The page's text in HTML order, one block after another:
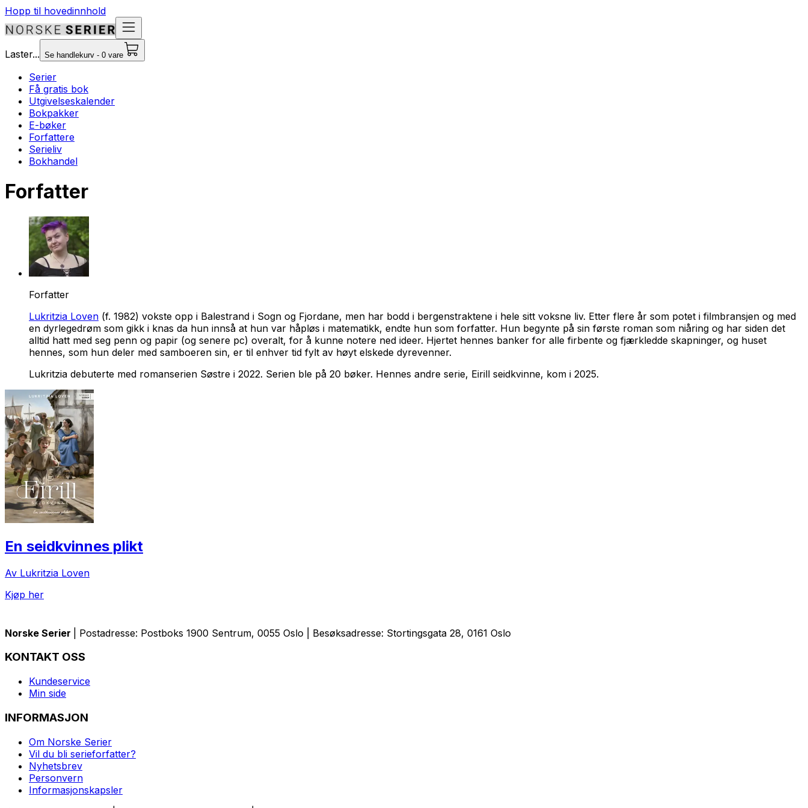
Hopp til hovedinnhold
Laster... Se handlekurv - 0 vare
Serier
Få gratis bok
Utgivelseskalender
Bokpakker
E-bøker
Forfattere
Serieliv
Bokhandel
Forfatter
Forfatter
Lukritzia Loven (f. 1982) vokste opp i Balestrand i Sogn og Fjordane, men har bodd i bergenstraktene i hele sitt voksne liv. Etter flere år som potet i filmbransjen og med
en dyrlegedrøm som gikk i knas da hun innså at hun var håpløs i matematikk, endte hun som forfatter. Hun begynte på sin første roman som niåring og har siden det
alltid hatt med seg penn og papir (og senere pc) overalt, for å kunne notere ned ideer. Hjertet hennes banker for alle firbente og fjærkledde skapninger, og huset
hennes, som hun deler med samboeren sin, er til enhver tid fylt av høyt elskede dyrevenner.
Lukritzia debuterte med romanserien Søstre i 2022. Serien ble på 20 bøker. Hennes andre serie, Eirill seidkvinne, kom i 2025.
En seidkvinnes plikt
Av Lukritzia Loven
Kjøp her
Norske Serier | Postadresse: Postboks 1900 Sentrum, 0055 Oslo | Besøksadresse: Stortingsgata 28, 0161 Oslo
KONTAKT OSS
Kundeservice
Min side
INFORMASJON
Om Norske Serier
Vil du bli serieforfatter?
Nyhetsbrev
Personvern
Informasjonskapsler